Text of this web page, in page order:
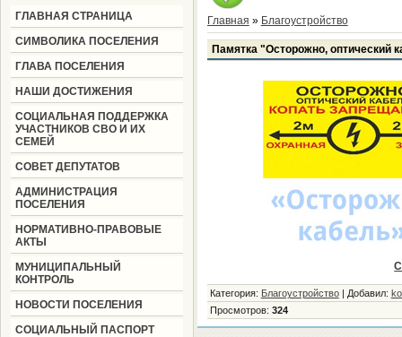
ГЛАВНАЯ СТРАНИЦА
СИМВОЛИКА ПОСЕЛЕНИЯ
ГЛАВА ПОСЕЛЕНИЯ
НАШИ ДОСТИЖЕНИЯ
СОЦИАЛЬНАЯ ПОДДЕРЖКА
УЧАСТНИКОВ СВО И ИХ
СЕМЕЙ
СОВЕТ ДЕПУТАТОВ
АДМИНИСТРАЦИЯ
ПОСЕЛЕНИЯ
НОРМАТИВНО-ПРАВОВЫЕ
АКТЫ
МУНИЦИПАЛЬНЫЙ
КОНТРОЛЬ
НОВОСТИ ПОСЕЛЕНИЯ
СОЦИАЛЬНЫЙ ПАСПОРТ
Главная » Благоустройство
Памятка "Осторожно, оптический
Категория: Благоустройство| Добавил:
Просмотров: 324